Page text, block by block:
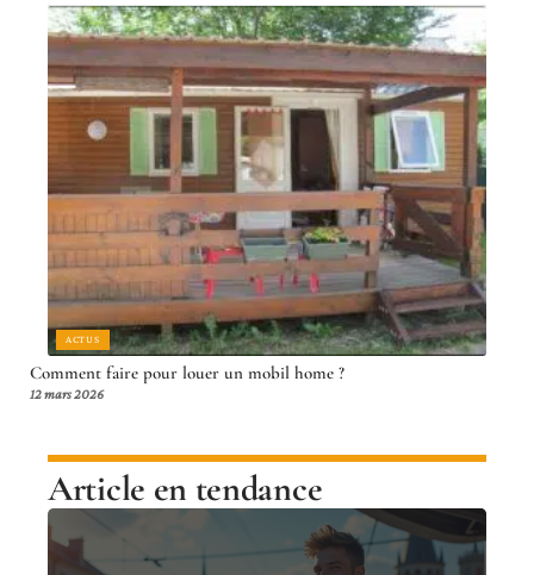
ACTUS
Comment faire pour louer un mobil home ?
12 mars 2026
Article en tendance